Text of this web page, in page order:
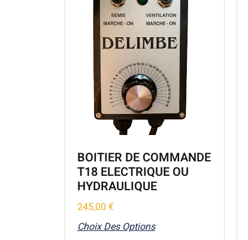
BOITIER DE COMMANDE
T18 ELECTRIQUE OU
HYDRAULIQUE
245,00 €
Choix Des Options